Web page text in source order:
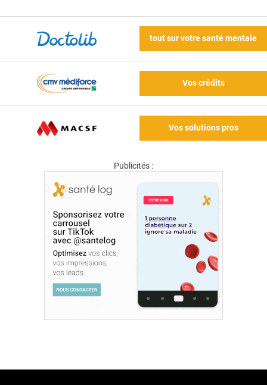
tout sur votre santé mentale
Vos crédits
Vos solutions pros
Publicités :